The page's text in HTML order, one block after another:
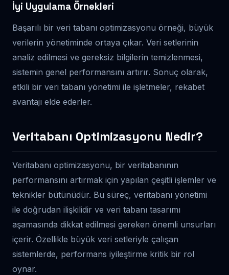
İyi Uygulama Örnekleri
Başarılı bir veri tabanı optimizasyonu örneği, büyük
verilerin yönetiminde ortaya çıkar. Veri setlerinin
analiz edilmesi ve gereksiz bilgilerin temizlenmesi,
sistemin genel performansını artırır. Sonuç olarak,
etkili bir veri tabanı yönetimi ile işletmeler, rekabet
avantajı elde ederler.
Veritabanı Optimizasyonu Nedir?
Veritabanı optimizasyonu, bir veritabanının
performansını artırmak için yapılan çeşitli işlemler ve
teknikler bütünüdür. Bu süreç, veritabanı yönetimi
ile doğrudan ilişkilidir ve veri tabanı tasarımı
aşamasında dikkat edilmesi gereken önemli unsurları
içerir. Özellikle büyük veri setleriyle çalışan
sistemlerde, performans iyileştirme kritik bir rol
oynar.